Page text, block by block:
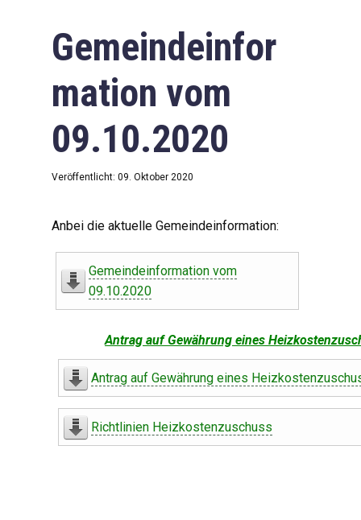
Gemeindeinfor
mation vom
09.10.2020
Veröffentlicht: 09. Oktober 2020
Anbei die aktuelle Gemeindeinformation:
Gemeindeinformation vom
09.10.2020
Antrag auf Gewährung eines
Antrag auf Gewährung eines
Richtlinien Heizkostenzuschuss